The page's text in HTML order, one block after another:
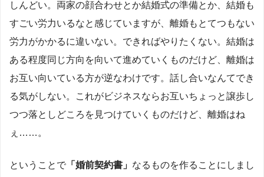
しんどい。両家の顔合わせとか結婚式の準備とか、結婚も
すごい労力いるなと感じていますが、離婚もとてつもない
労力がかかるに違いない。できればやりたくない。結婚は
ある程度同じ方向を向いて進めていくものだけど、離婚は
お互い向いている方が逆なわけです。話し合いなんてでき
る気がしない。これがビジネスならお互いちょっと譲歩し
つつ落としどころを見つけていくものだけど、離婚はね
ぇ……。
ということで 「婚前契約書」 なるものを作ることにしまし